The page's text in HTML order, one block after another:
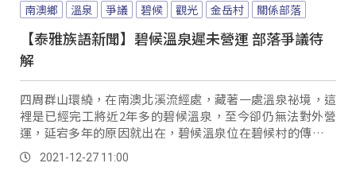
南澳鄉 溫泉 爭議 碧候 觀光 金岳村 關係部落
【泰雅族語新聞】碧候溫泉遲未營運 部落爭議待
解
四周群山環繞，在南澳北溪流經處，藏著一處溫泉祕境，這
裡是已經完工將近2年多的碧候溫泉，至今卻仍無法對外營
運，延宕多年的原因就出在，碧候溫泉位在碧候村的傳統領
域，但行政轄區卻屬於金岳村，因此南澳鄉公所將兩部落列
入關係部落，而12月13日碧候部落針對是否同意碧候部落營
2021-12-27 11:00